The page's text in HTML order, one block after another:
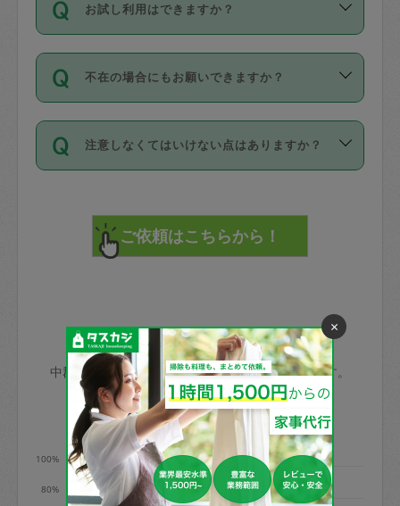
ールに記載していますので、各自の得意
を依頼してください。
※テストセンターの講評は１件目のレビュ
参考
【詳細】タスカジさんの登録に際
す。
写真を撮り、
詳細FAQ：
損害賠償保険について教えて
タスカジさんへ「募集」をかけることが
可能です。
す。
1. 直前キャンセル（定期、スポット契約
共通）
72時間を超える※と、以下のキャンセル
料が発生します。
直前キャンセル料：
72時間前〜24時間前＝依頼料金の50%
依頼者不在による当日キャンセル＝依頼
金額の100%＋交通費全額
※例：依頼日時／土曜日午前9時開始の場
合、水曜日午前9時以降はキャンセル料が
発生
水曜日9時〜金曜日9時まで＝依頼料金の
50%
お試し利用はできますか？
「お試し利用」というメニューはありま
せんが、「一回のみ」依頼を活用するこ
とによって、気に入ったタスカジさんを
まず、条件の合う気になるタスカジさ
みてください。
その後、一番気に入ったタスカジさんに
不在の場合にもお願いできますか？
不在の場合の作業はタスカジさんの同意
が必要です。数回の依頼ののち、タスカ
ジさんと依頼者の間で十分な信頼関係が
てください。
不在時に部屋に入るためにタスカジさん
きた場合は損害保険の対象外となるので
ご注意ください。
注意しなくてはいけない点はありますか？
で、必ず鍵のかかるロッカーや金庫に入
れて依頼者の責任の元管理するよう心掛
けてください。
ード、5千円以上のアクセサリー、500円
玉、など
あわせてこちらも参照ください：初めて
利用します。注意しなくてはいけない点
はありますか？
中郡の家事代行ご利用状況
中郡のタスカジの利用データを元に掲載しています。
利用の多い曜日は？
80%
100%
×